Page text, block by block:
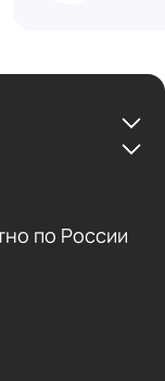
по России